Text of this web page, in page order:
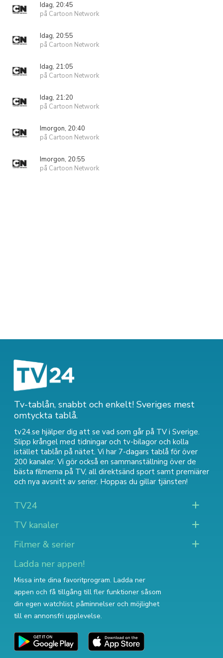
Idag, 20:45
på Cartoon Network
Idag, 20:55
på Cartoon Network
Idag, 21:05
på Cartoon Network
Idag, 21:20
på Cartoon Network
Imorgon, 20:40
på Cartoon Network
Imorgon, 20:55
på Cartoon Network
Tv-tablån, snabbt och enkelt! Sveriges mest
omtyckta tablå.
tv24.se hjälper dig att se vad som går på TV i Sverige.
Slipp krångel med tidningar och tv-bilagor och kolla
istället tablån på nätet. Vi har 7-dagars tablå för över
200 kanaler. Vi gör också en sammanställning över de
bästa filmerna på TV, all direktsänd sport samt premiärer
och nya avsnitt av serier. Hoppas du gillar tjänsten!
TV24
TV kanaler
Filmer & serier
Ladda ner appen!
Missa inte dina favoritprogram. Ladda ner
appen och få tillgång till fler funktioner såsom
din egen watchlist, påminnelser och möjlighet
till en annonsfri upplevelse.